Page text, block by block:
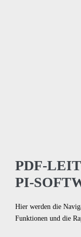
PDF-
PI-
Hier werden die
Funktionen und die